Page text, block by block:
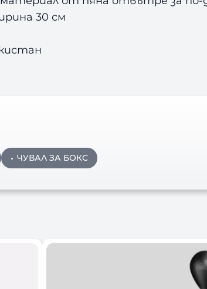
30 см
ЧУВАЛ ЗА БОКС